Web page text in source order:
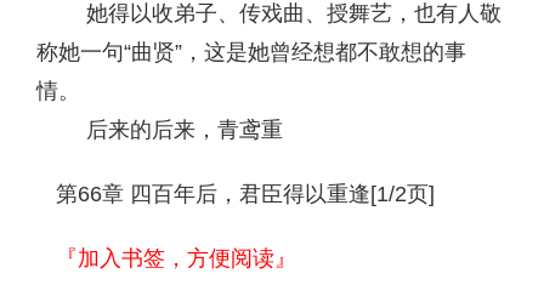
她得以收弟子、传戏曲、授舞艺，也有人敬
称她一句“曲贤”，这是她曾经想都不敢想的事
情。
后来的后来，青鸢重
第66章 四百年后，君臣得以重逢[1/2页]
『加入书签，方便阅读』